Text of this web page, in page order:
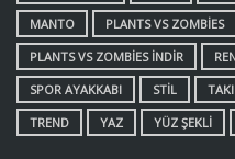
MANTO
PLANTS VS ZOMBIES
PLANTS VS ZOMBIES INDIR
SPOR AYAKKABI
STIL
TREND
YAZ YÜZ ŞEKLI